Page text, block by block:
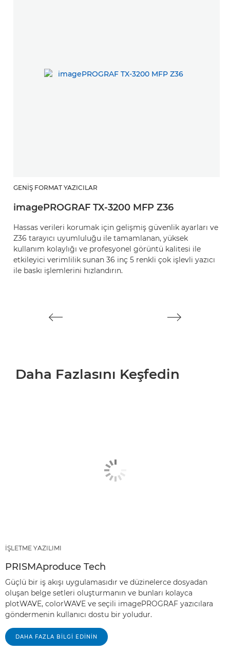
GENIŞ FORMAT YAZICILAR
imagePROGRAF TX-3200 MFP Z36
Hassas verileri korumak için gelişmiş güvenlik ayarları ve
Z36 tarayıcı uyumluluğu ile tamamlanan, yüksek
kullanım kolaylığı ve profesyonel görüntü kalitesi ile
etkileyici verimlilik sunan 36 inç 5 renkli çok işlevli yazıcı
ile baskı işlemlerini hızlandırın.
Daha Fazlasını Keşfedin
İŞLETME YAZILIMI
PRISMAproduce Tech
Güçlü bir iş akışı uygulamasıdır ve düzinelerce dosyadan
oluşan belge setleri oluşturmanın ve bunları kolayca
plotWAVE, colorWAVE ve seçili imagePROGRAF yazıcılara
göndermenin kullanıcı dostu bir yoludur.
DAHA FAZLA BİLGİ EDİNİN